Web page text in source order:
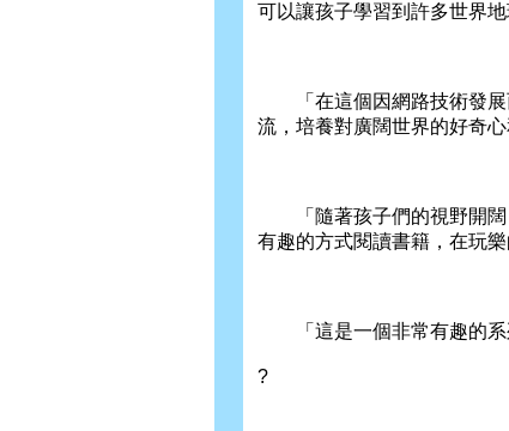
可以讓孩子學習到許多世界
「在這個因網路技術發展
流，培養對廣闊世界的好奇
「隨著孩子們的視野開闊
有趣的方式閱讀書籍，在玩
「這是一個非常有趣的系
?